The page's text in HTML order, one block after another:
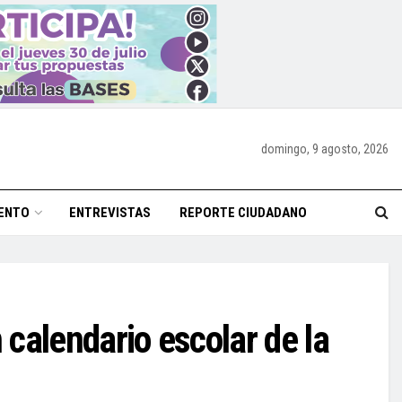
domingo, 9 agosto, 2026
ENTREVISTAS REPORTE CIUDADANO
escolar de la